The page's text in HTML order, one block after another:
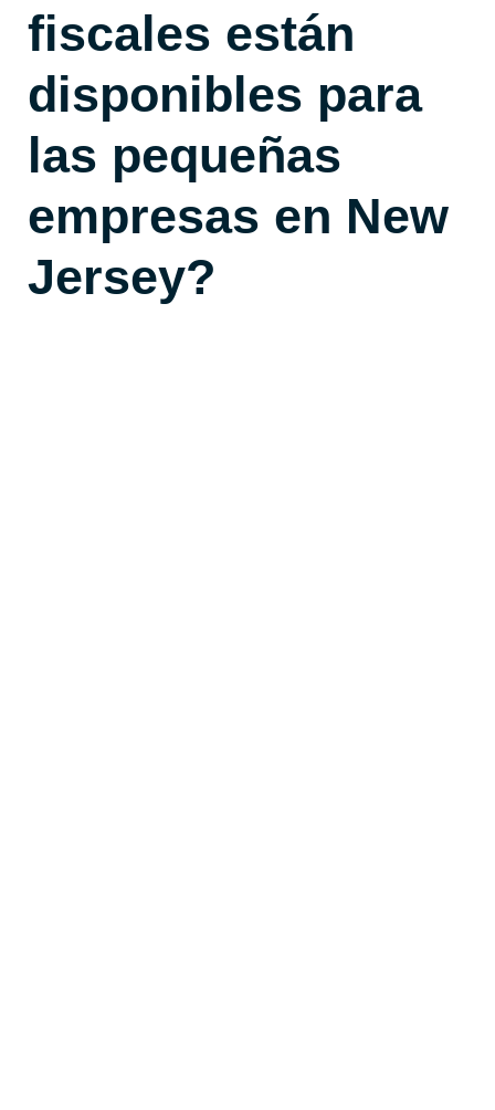
fiscales están
disponibles para
las pequeñas
empresas en New
Jersey?